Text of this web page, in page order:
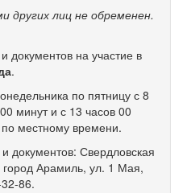
других лиц не обременен.
документов на участие в
.
по пятницу с 8
минут и с 13 часов 00
местному времени.
документов: Свердловская
город Арамиль, ул. 1 Мая,
86.